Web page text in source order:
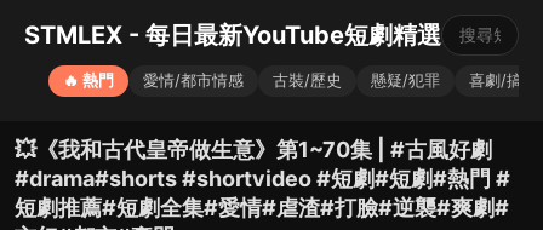
STMLEX - 每日最新YouTube短劇精選
🔥 熱門 愛情/都市情感 古裝/歷史 懸疑/犯罪 喜劇/搞笑
💥《我和古代皇帝做生意》第1~70集 | #古風好劇
#drama#shorts #shortvideo #短劇#短劇#熱門 #
短劇推薦#短劇全集#愛情#虐渣#打臉#逆襲#爽劇#